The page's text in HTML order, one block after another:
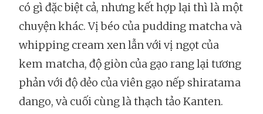
có gì đặc biệt cả, nhưng kết hợp lại thì là một
chuyện khác. Vị béo của pudding matcha và
whipping cream xen lẫn với vị ngọt của
kem matcha, độ giòn của gạo rang lại tương
phản với độ dẻo của viên gạo nếp shiratama
dango, và cuối cùng là thạch tảo Kanten.